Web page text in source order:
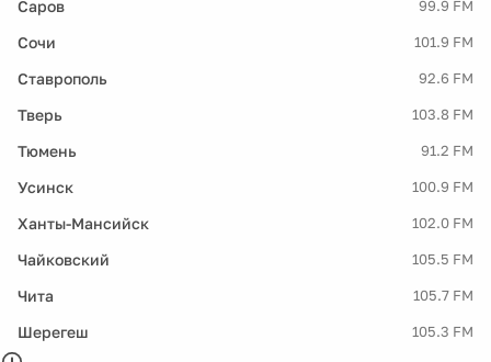
Саров 99.9 FM
Сочи 101.9 FM
Ставрополь 92.6 FM
Тверь 103.8 FM
Тюмень 91.2 FM
Усинск 100.9 FM
Ханты-Мансийск 102.0 FM
Чайковский 105.5 FM
Чита 105.7 FM
Шерегеш 105.3 FM